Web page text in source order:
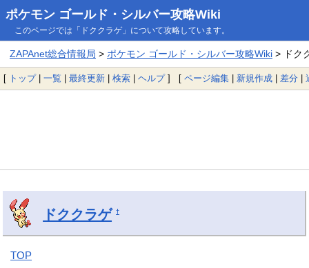
ポケモン ゴールド・シルバー攻略Wiki
このページでは「ドククラゲ」について攻略しています。
ZAPAnet総合情報局 > ポケモン ゴールド・シルバー攻略Wiki> ドク
[ トップ| 一覧 | 最終更新 | 検索 | ヘルプ] [ ページ編集 | 新規作成 | 差分 |
ドククラゲ †
TOP